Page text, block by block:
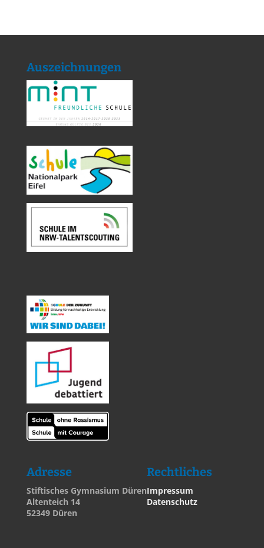
Auszeichnungen
Adresse
Stiftisches Gymnasium Düren
Altenteich 14
52349 Düren
Rechtliches
Impressum
Datenschutz